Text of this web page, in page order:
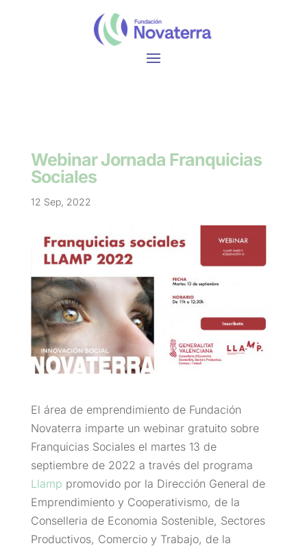
Webinar Jornada Franquicias
Sociales
12 Sep, 2022
El área de emprendimiento de Fundación
Novaterra imparte un webinar gratuito sobre
Franquicias Sociales el martes 13 de
septiembre de 2022 a través del programa
Llamp promovido por la Dirección General de
Emprendimiento y Cooperativismo, de la
Conselleria de Economia Sostenible, Sectores
Productivos, Comercio y Trabajo, de la